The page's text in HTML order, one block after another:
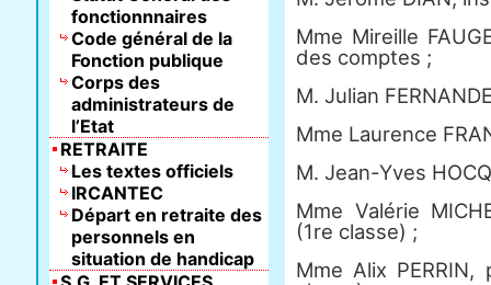
Mme Mireille
des comptes ;
M. Julian
Mme Laurence
M. Jean-Yves
Mme Valérie
(1re classe) ;
Mme Alix
fonctionnnaires
Code général de la
Fonction publique
Corps des
administrateurs de
l’Etat
RETRAITE
Les textes officiels
IRCANTEC
Départ en retraite des
personnels en
situation de handicap